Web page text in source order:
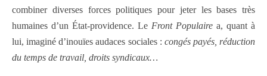
combiner diverses forces politiques pour jeter les bases très
humaines d’un État-providence. Le Front Populaire a, quant à
lui, imaginé d’inouïes audaces sociales : congés payés, réduction
du temps de travail, droits syndicaux…